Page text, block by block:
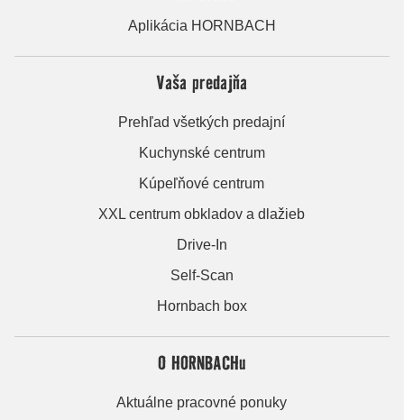
Aplikácia HORNBACH
Vaša predajňa
Prehľad všetkých predajní
Kuchynské centrum
Kúpeľňové centrum
XXL centrum obkladov a dlažieb
Drive-In
Self-Scan
Hornbach box
O HORNBACHu
Aktuálne pracovné ponuky